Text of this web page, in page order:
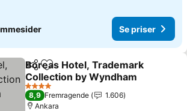
Se priser
Del Føj til favoritter
Boreas Hotel, Trademark
Collection by Wyndham
Se priser
4 Stjerner
8,9 Fremragende
1.606
Ankara